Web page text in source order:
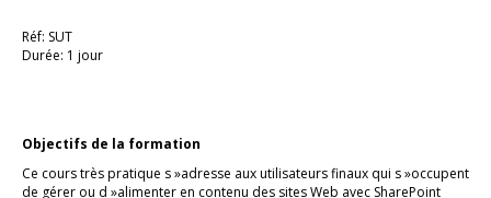
Réf: SUT
Durée: 1 jour
Objectifs de la formation
Ce cours très pratique s »adresse aux utilisateurs finaux qui s »occupent
de gérer ou d »alimenter en contenu des sites Web avec SharePoint